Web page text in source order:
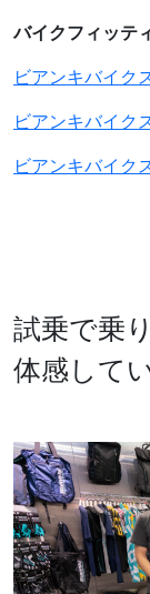
バイクフィッテ
ビアンキバイク
ビアンキバイク
ビアンキバイク
試乗で乗
体感して